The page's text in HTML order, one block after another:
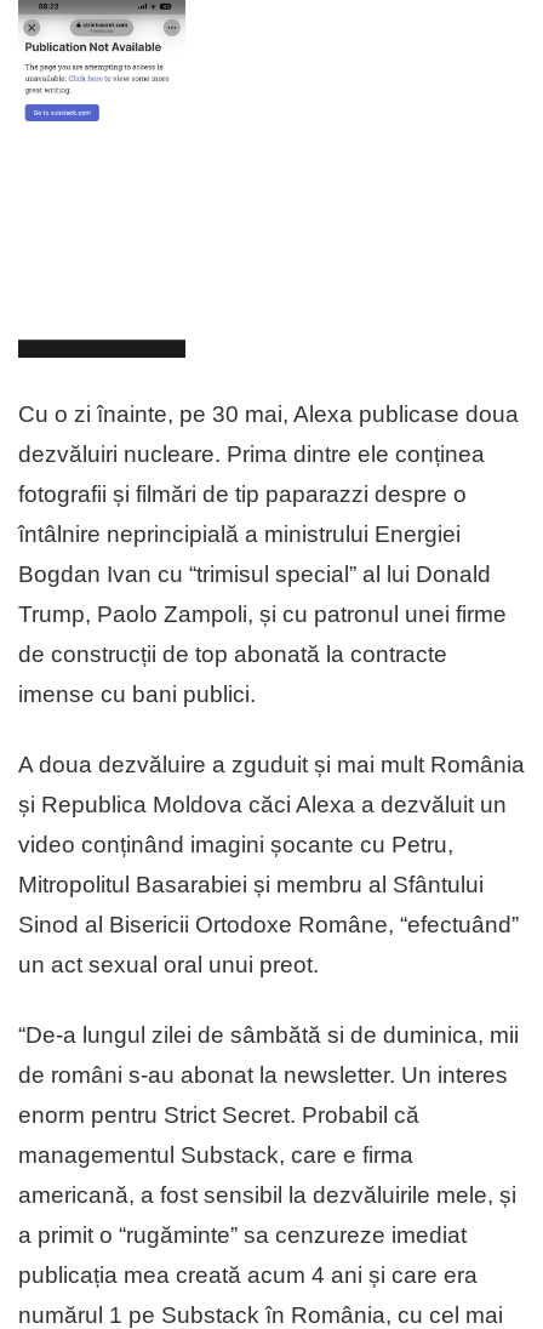
Cu o zi înainte, pe 30 mai, Alexa publicase doua
dezvăluiri nucleare. Prima dintre ele conținea
fotografii și filmări de tip paparazzi despre o
întâlnire neprincipială a ministrului Energiei
Bogdan Ivan cu “trimisul special” al lui Donald
Trump, Paolo Zampoli, și cu patronul unei firme
de construcții de top abonată la contracte
imense cu bani publici.
A doua dezvăluire a zguduit și mai mult România
și Republica Moldova căci Alexa a dezvăluit un
video conținând imagini șocante cu Petru,
Mitropolitul Basarabiei și membru al Sfântului
Sinod al Bisericii Ortodoxe Române, “efectuând”
un act sexual oral unui preot.
“De-a lungul zilei de sâmbătă si de duminica, mii
de români s-au abonat la newsletter. Un interes
enorm pentru Strict Secret. Probabil că
managementul Substack, care e firma
americană, a fost sensibil la dezvăluirile mele, și
a primit o “rugăminte” sa cenzureze imediat
publicația mea creată acum 4 ani și care era
numărul 1 pe Substack în România, cu cel mai